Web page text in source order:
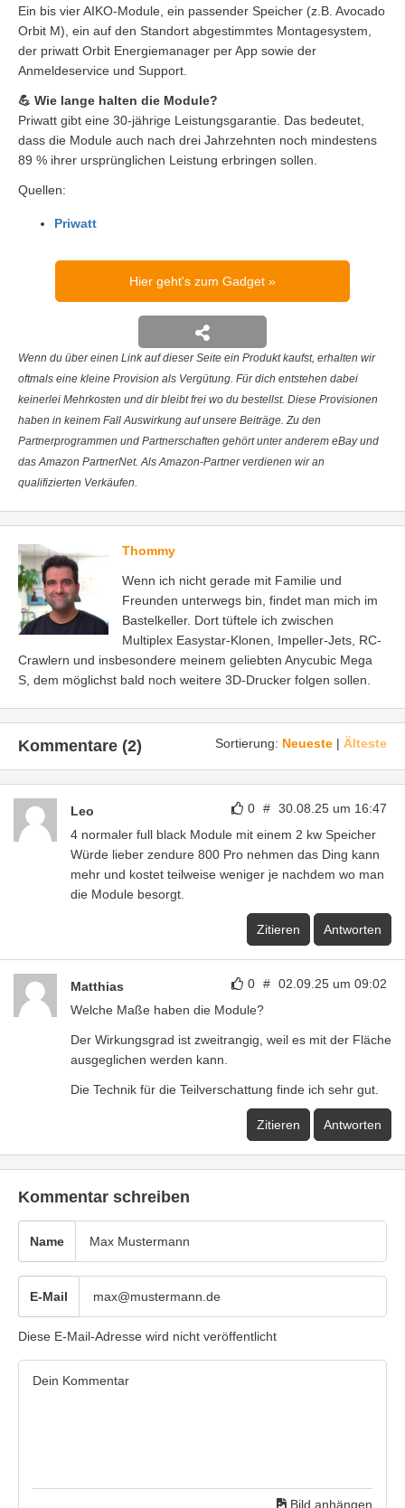
Ein bis vier AIKO-Module, ein passender Speicher (z.B. Avocado
Orbit M), ein auf den Standort abgestimmtes Montagesystem,
der priwatt Orbit Energiemanager per App sowie der
Anmeldeservice und Support.
💪 Wie lange halten die Module?
Priwatt gibt eine 30-jährige Leistungsgarantie. Das bedeutet,
dass die Module auch nach drei Jahrzehnten noch mindestens
89 % ihrer ursprünglichen Leistung erbringen sollen.
Quellen:
Priwatt
Hier geht's zum Gadget
Wenn du über einen Link auf dieser Seite ein Produkt kaufst, erhalten wir
oftmals eine kleine Provision als Vergütung. Für dich entstehen dabei
keinerlei Mehrkosten und dir bleibt frei wo du bestellst. Diese Provisionen
haben in keinem Fall Auswirkung auf unsere Beiträge. Zu den
Partnerprogrammen und Partnerschaften gehört unter anderem eBay und
das Amazon PartnerNet. Als Amazon-Partner verdienen wir an
qualifizierten Verkäufen.
Thommy
Wenn ich nicht gerade mit Familie und
Freunden unterwegs bin, findet man mich im
Bastelkeller. Dort tüftele ich zwischen
Multiplex Easystar-Klonen, Impeller-Jets, RC-
Crawlern und insbesondere meinem geliebten Anycubic Mega
S, dem möglichst bald noch weitere 3D-Drucker folgen sollen.
Sortierung: Neueste | Älteste
Kommentare (2)
0 # 30.08.25 um 16:47
Leo
4 normaler full black Module mit einem 2 kw Speicher
Würde lieber zendure 800 Pro nehmen das Ding kann
mehr und kostet teilweise weniger je nachdem wo man
die Module besorgt.
Zitieren Antworten
0 # 02.09.25 um 09:02
Matthias
Welche Maße haben die Module?
Der Wirkungsgrad ist zweitrangig, weil es mit der Fläche
ausgeglichen werden kann.
Die Technik für die Teilverschattung finde ich sehr gut.
Zitieren Antworten
Kommentar schreiben
Name
E-Mail
Diese E-Mail-Adresse wird nicht veröffentlicht
Bild anhängen